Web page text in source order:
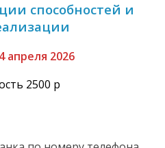
способностей и
апреля 2026
2500 р